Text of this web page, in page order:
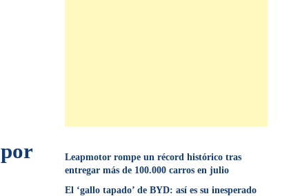
Leapmotor rompe un récord histórico tras
entregar más de 100.000 carros en julio
El ‘gallo tapado’ de BYD: así es su inesperado